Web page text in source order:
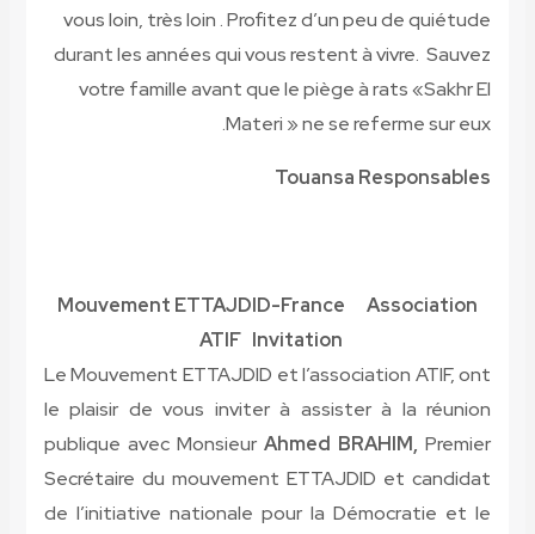
vous
durant
votre
Le
le plaisir
publique
de